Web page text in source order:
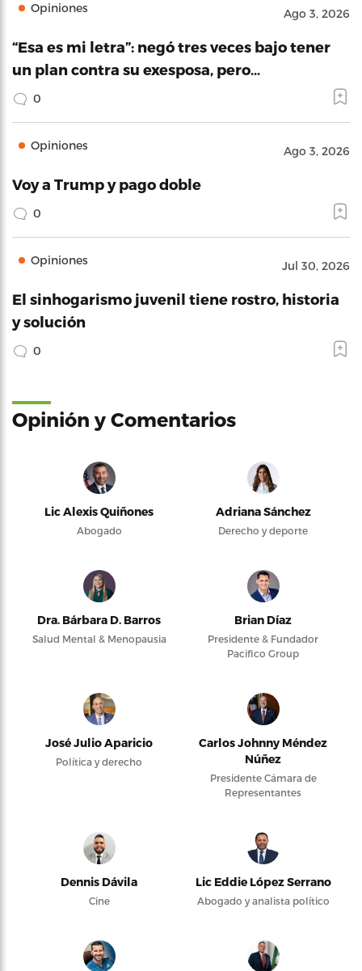
Opiniones Ago 3, 2026
“Esa es mi letra”: negó tres veces bajo tener
un plan contra su exesposa, pero…
0
Opiniones Ago 3, 2026
Voy a Trump y pago doble
0
Opiniones Jul 30, 2026
El sinhogarismo juvenil tiene rostro, historia
y solución
0
Opinión y Comentarios
Lic Alexis Quiñones
Abogado
Adriana Sánchez
Derecho y deporte
Dra. Bárbara D. Barros
Salud Mental & Menopausia
Brian Díaz
Presidente & Fundador
Pacifico Group
José Julio Aparicio
Política y derecho
Carlos Johnny Méndez
Núñez
Presidente Cámara de
Representantes
Dennis Dávila
Cine
Lic Eddie López Serrano
Abogado y analista político